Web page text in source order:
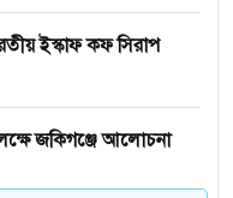
ইস্কাফ কফ সিরাপ
জকিগঞ্জে আলোচনা